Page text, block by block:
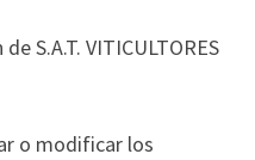
S.A.T. VITICULTORES
o modificar los